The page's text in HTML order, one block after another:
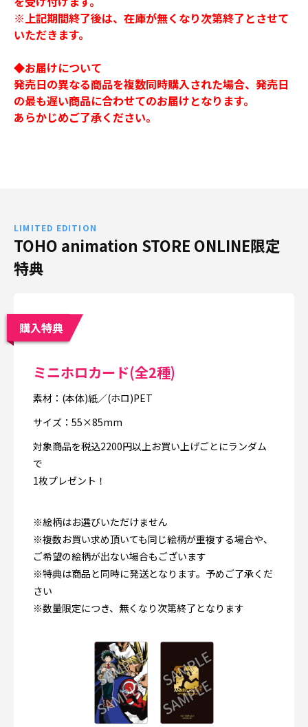
※上記期間終了後は、在庫が無くなり次第終了とさせて
いただきます。
◆お届けについて
発売日の異なる商品を複数同時購入された場合、発売日
の最も遅い商品に合わせてのお届けとなります。
あらかじめご了承ください。
LIMITED EDITION
TOHO animation STORE ONLINE限定
特典
購入特典
ミニホロカード(全2種)
素材：(本体)紙／(ホロ)PET
サイズ：55×85mm
対象商品を税込2200円以上お買い上げごとにランダム
で
1枚プレゼント！
※絵柄はお選びいただけません
※複数お買い求め頂いても同じ絵柄が重複する場合や、
ご希望の絵柄が出ない場合もございます
※特典は商品と同時に発送となります。予めご了承くだ
さい
※数量限定につき、無くなり次第終了となります